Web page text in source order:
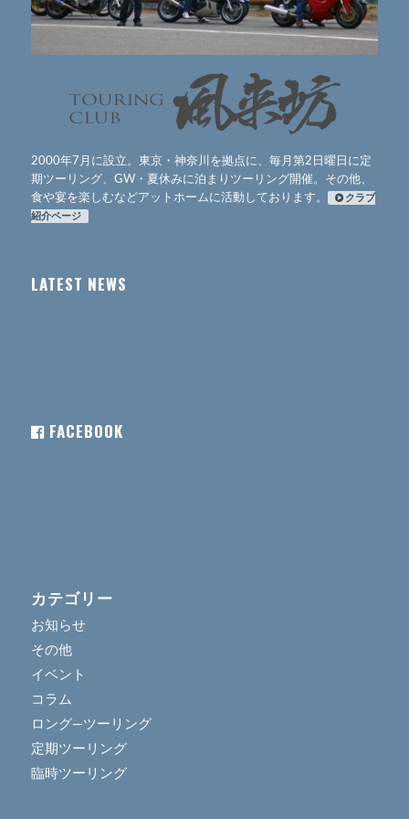
2000年7月に設立。東京・神奈川を拠点に、毎月第2日曜日に定
期ツーリング、GW・夏休みに泊まりツーリング開催。その他、
食や宴を楽しむなどアットホームに活動しております。
クラブ
紹介ページ
LATEST NEWS
FACEBOOK
カテゴリー
お知らせ
その他
イベント
コラム
ロング―ツーリング
定期ツーリング
臨時ツーリング